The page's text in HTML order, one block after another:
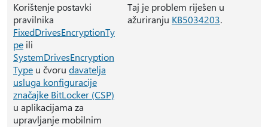
Korištenje postavki
pravilnika
FixedDrivesEncryptionTy
pe ili
SystemDrivesEncryption
Type u čvoru davatelja
usluga konfiguracije
značajke BitLocker (CSP)
u aplikacijama za
upravljanje mobilnim
Taj je problem riješen u
ažuriranju KB5034203.